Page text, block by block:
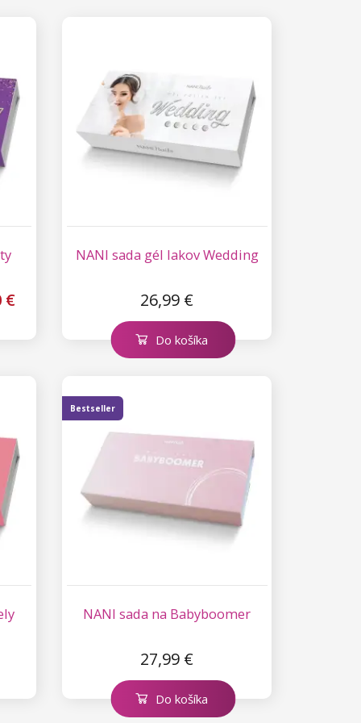
€
NANI sada gél lakov Wedding
26,99 €
Do košíka
NANI sada na Babyboomer
27,99 €
Bestseller
Do košíka